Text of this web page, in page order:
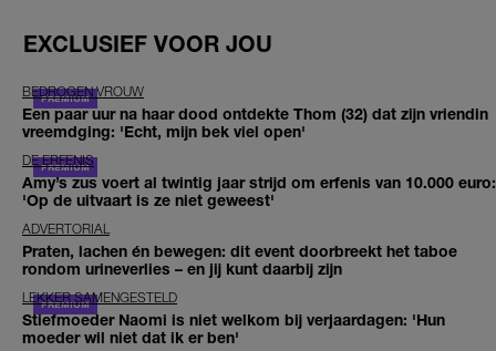
EXCLUSIEF VOOR JOU
BEDROGEN VROUW
Een paar uur na haar dood ontdekte Thom (32) dat zijn vriendin
vreemdging: 'Echt, mijn bek viel open'
DE ERFENIS
Amy’s zus voert al twintig jaar strijd om erfenis van 10.000 euro:
'Op de uitvaart is ze niet geweest'
ADVERTORIAL
Praten, lachen én bewegen: dit event doorbreekt het taboe
rondom urineverlies – en jij kunt daarbij zijn
LEKKER SAMENGESTELD
Stiefmoeder Naomi is niet welkom bij verjaardagen: 'Hun
moeder wil niet dat ik er ben'